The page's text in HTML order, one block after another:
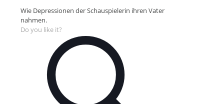
Wie Depressionen der Schauspielerin ihren Vater
nahmen.
Do you like it?